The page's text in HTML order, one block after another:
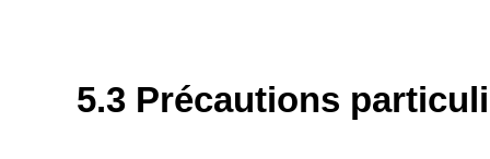
5.3 Précautions